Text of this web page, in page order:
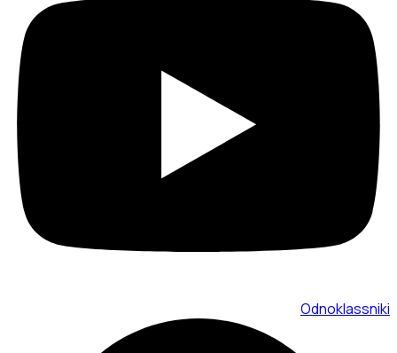
Odnoklassniki